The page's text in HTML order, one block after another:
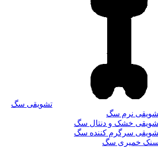
تشویقی سگ
نرم سگ
خشک و دنتال سگ
سرگرم کننده سگ
اسنک خمیری سگ